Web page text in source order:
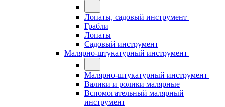
Лопаты, садовый инструмент
Грабли
Лопаты
Садовый инструмент
Малярно-штукатурный инструмент
Малярно-штукатурный инструмент
Валики и ролики малярные
Вспомогательный малярный
инструмент